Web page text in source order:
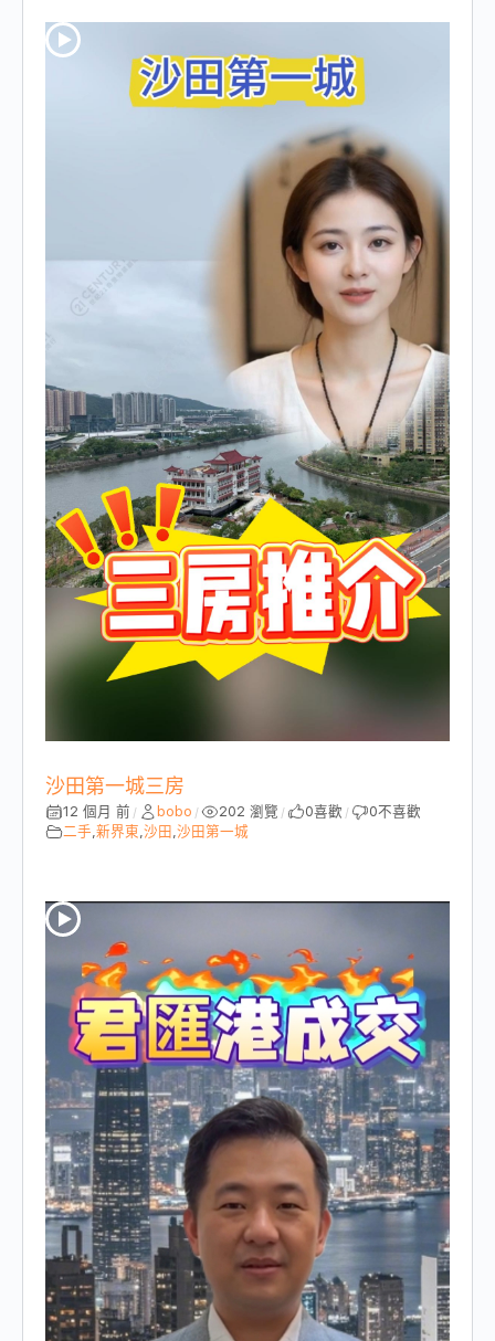
沙田第一城三房
12 個月 前 / bobo / 202 瀏覽 / 0喜歡 / 0不喜歡
二手,新界東,沙田 ,沙田第一城